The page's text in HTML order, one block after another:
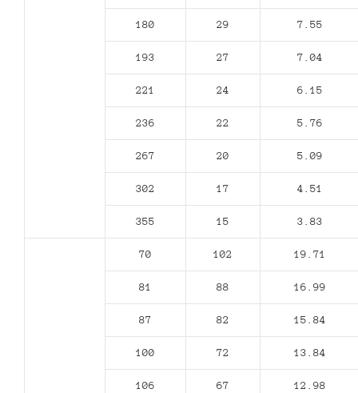
180 29 7.55
193 27 7.04
221 24 6.15
236 22 5.76
267 20 5.09
302 17 4.51
355 15 3.83
70 102 19.71
81 88 16.99
87 82 15.84
100 72 13.84
106 67 12.98